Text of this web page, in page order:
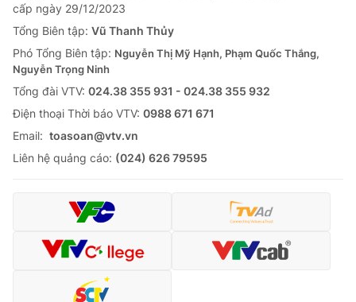
cấp ngày 29/12/2023
Tổng Biên tập: Vũ Thanh Thủy
Phó Tổng Biên tập: Nguyễn Thị Mỹ Hạnh, Phạm Quốc Thắng,
Nguyễn Trọng Ninh
Tổng đài VTV: 024.38 355 931 - 024.38 355 932
Ðiện thoại Thời báo VTV: 0988 671 671
Email: toasoan@vtv.vn
Liên hệ quảng cáo: (024) 626 79595